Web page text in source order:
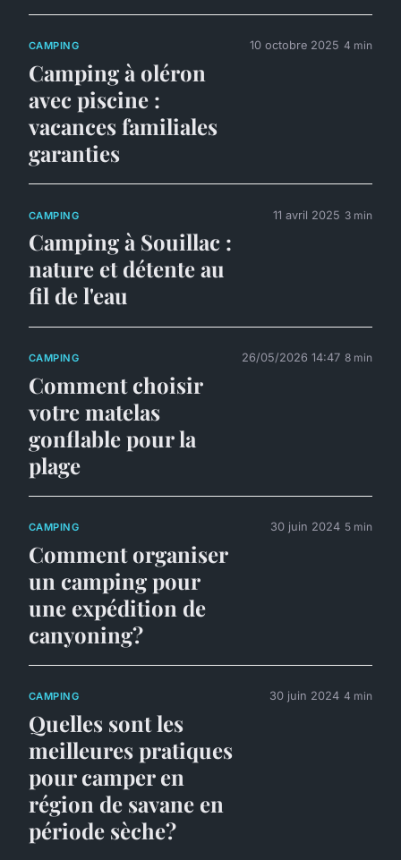
CAMPING
Camping à oléron
avec piscine :
vacances familiales
garanties
10 octobre 2025 4 min
CAMPING
Camping à Souillac :
nature et détente au
fil de l'eau
11 avril 2025 3 min
CAMPING
Comment choisir
votre matelas
gonflable pour la
plage
26/05/2026 14:47 8 min
CAMPING
Comment organiser
un camping pour
une expédition de
canyoning?
30 juin 2024 5 min
CAMPING
Quelles sont les
meilleures pratiques
pour camper en
région de savane en
période sèche?
30 juin 2024 4 min